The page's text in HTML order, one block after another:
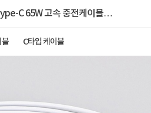
C 65W 고속 충전케이블,
블 C타입 케이블